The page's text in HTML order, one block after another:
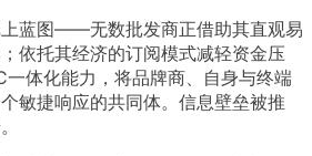
蓝图——无数批发商正借助其直观易
依托其经济的订阅模式减轻资金压
一体化能力，将品牌商、自身与终端
敏捷响应的共同体。信息壁垒被推